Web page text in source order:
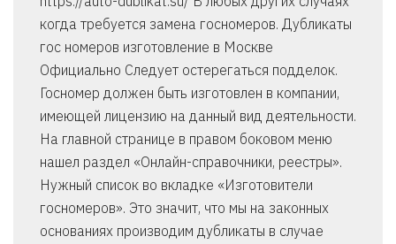
когда требуется замена госномеров. Дубликаты
гос номеров изготовление в Москве
Официально Следует остерегаться подделок.
Госномер должен быть изготовлен в компании,
имеющей лицензию на данный вид деятельности.
На главной странице в правом боковом меню
нашел раздел «Онлайн-справочники, реестры».
Нужный список во вкладке «Изготовители
госномеров». Это значит, что мы на законных
основаниях производим дубликаты в случае